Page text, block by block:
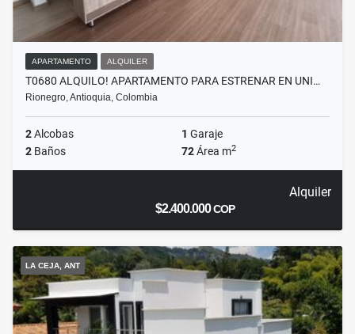
APARTAMENTO ALQUILER
T0680 ALQUILO! APARTAMENTO PARA ESTRENAR EN UNI…
Rionegro, Antioquia, Colombia
2Alcobas 1 Garaje
2 Baños 72Área m2
Alquiler
$2.400.000COP
LA CEJA, ANT